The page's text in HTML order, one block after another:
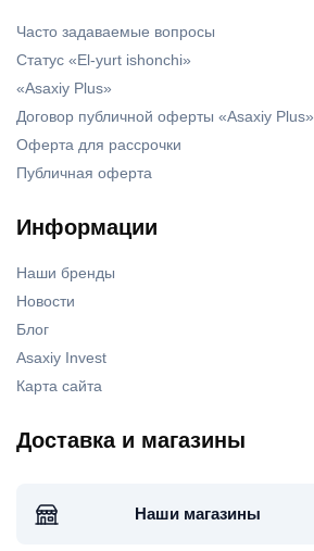
Часто задаваемые вопросы
Статус «El-yurt ishonchi»
«Asaxiy Plus»
Договор публичной оферты «Asaxiy Plus»
Оферта для рассрочки
Публичная оферта
Информации
Наши бренды
Новости
Блог
Asaxiy Invest
Карта сайта
Доставка и магазины
Наши магазины